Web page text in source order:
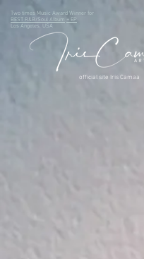
official site Iris Camaa
Two times Music Award Winner for
BEST R&B/Soul Album + EP
Los Angeles, USA